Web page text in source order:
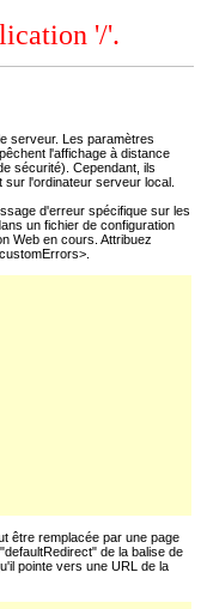
'/'.
serveur. Les paramètres
l'affichage à distance
sécurité). Cependant, ils
l'ordinateur serveur local.
d'erreur spécifique sur les
un fichier de configuration
Web en cours. Attribuez
être remplacée par une page
de la balise de
pointe vers une URL de la